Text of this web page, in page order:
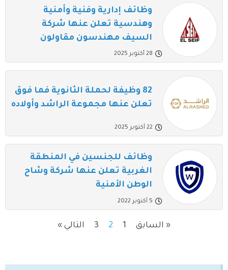
وظائف إدارية وفنية وأمنية
وهندسية تعلن عنها شركة
السيف مهندسون مقاولون
28 أكتوبر 2025
82 وظيفة لحملة الثانوية فما فوق
تعلن عنها مجموعة الراشد وأولاده
22 أكتوبر 2025
وظائف للجنسين في المنطقة
الغربية تعلن عنها شركة وشاح
الوطن الأمنية
5 أكتوبر 2022
« السابق 1
2
3 التالي »